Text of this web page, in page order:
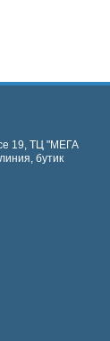
19, ТЦ "МЕГА
бутик